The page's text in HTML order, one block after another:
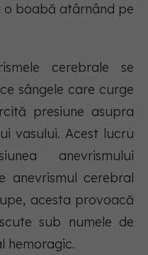
o boabă atârnând pe
cerebrale se
sângele care curge
presiune asupra
vasului. Acest lucru
anevrismului
anevrismul cerebral
acesta provoacă
sub numele de
hemoragic.